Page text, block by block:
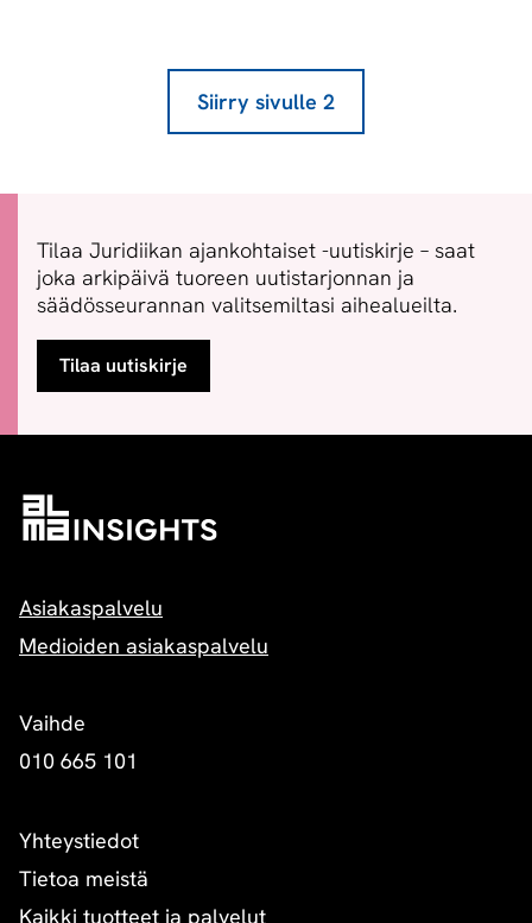
Siirry sivulle 2
Tilaa Juridiikan ajankohtaiset -uutiskirje – saat
joka arkipäivä tuoreen uutistarjonnan ja
säädösseurannan valitsemiltasi aihealueilta.
Tilaa uutiskirje
Asiakaspalvelu
Medioiden asiakaspalvelu
Vaihde
010 665 101
Yhteystiedot
Tietoa meistä
Kaikki tuotteet ja palvelut